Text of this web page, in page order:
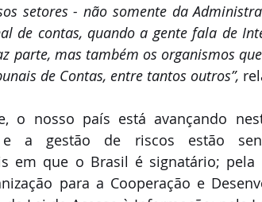
setores - não somente da
de contas, quando a gente fala de
parte, mas também os organismos
de Contas, entre tantos outros”,
o nosso país está avançando
e a gestão de riscos estão
em que o Brasil é signatário;
para a Cooperação e